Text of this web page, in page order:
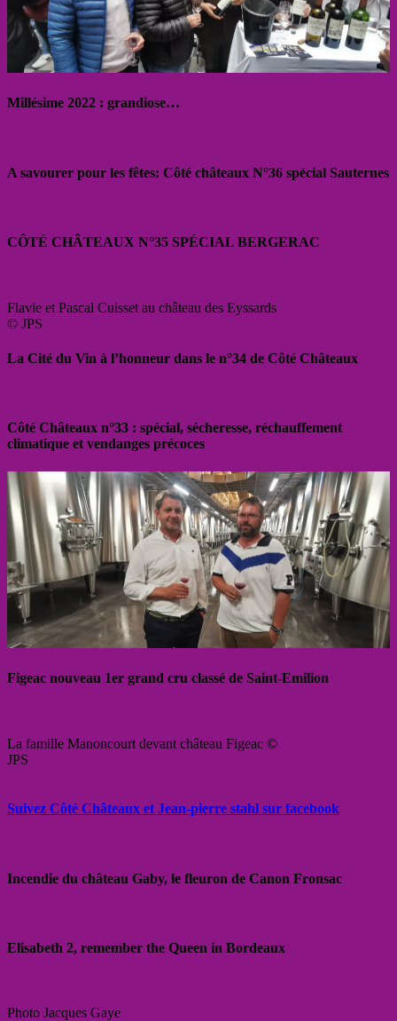
Millésime 2022 : grandiose…
A savourer pour les fêtes: Côté châteaux N°36 spécial Sauternes
CÔTÉ CHÂTEAUX N°35 SPÉCIAL BERGERAC
Flavie et Pascal Cuisset au château des Eyssards
© JPS
La Cité du Vin à l’honneur dans le n°34 de Côté Châteaux
Côté Châteaux n°33 : spécial, sécheresse, réchauffement
climatique et vendanges précoces
Figeac nouveau 1er grand cru classé de Saint-Emilion
La famille Manoncourt devant château Figeac ©
JPS
Suivez Côté Châteaux et Jean-pierre stahl sur facebook
Incendie du château Gaby, le fleuron de Canon Fronsac
Elisabeth 2, remember the Queen in Bordeaux
Photo Jacques Gaye